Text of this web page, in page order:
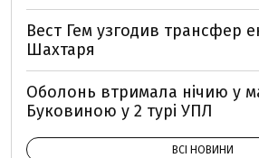
Вест Гем узгодив трансфер
Шахтаря
Оболонь втримала нічию у
Буковиною у 2 турі УПЛ
ВСІ НОВИНИ